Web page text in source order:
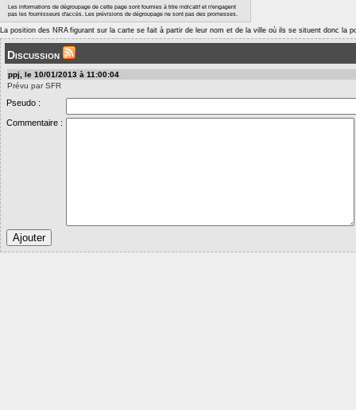
Les informations de dégroupage de cette page sont fournies à titre indicatif et n'engagent
pas les fournisseurs d'accès. Les prévisions de dégroupage ne sont pas des promesses.
La position des NRA figurant sur la carte se fait à partir de leur nom et de la ville où ils se situent donc la
Discussion
ppj, le 10/01/2013 à 11:00:04
Prévu par SFR
Pseudo :
Commentaire :